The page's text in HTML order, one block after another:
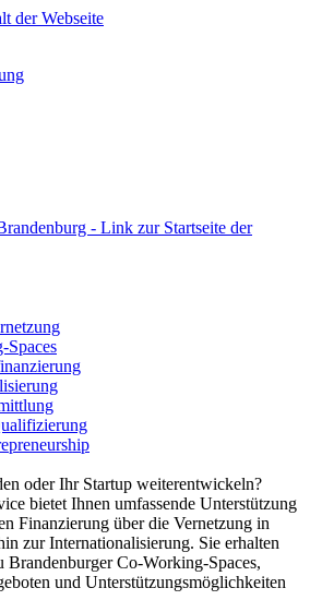
der Webseite
Spaces
oder Ihr Startup weiterentwickeln?
bietet Ihnen umfassende Unterstützung
Finanzierung über die Vernetzung in
zur Internationalisierung. Sie erhalten
Brandenburger Co-Working-Spaces,
und Unterstützungsmöglichkeiten